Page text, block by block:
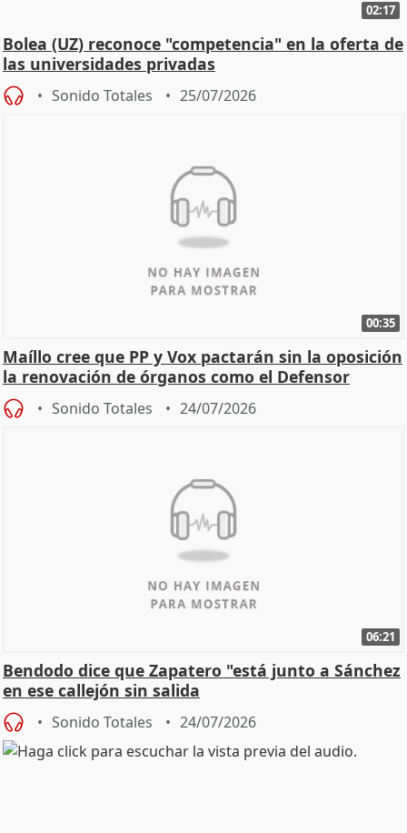
02:17
Bolea (UZ) reconoce "competencia" en la oferta de
las universidades privadas
Sonido Totales 25/07/2026
00:35
Maíllo cree que PP y Vox pactarán sin la oposición
la renovación de órganos como el Defensor
Sonido Totales 24/07/2026
06:21
Bendodo dice que Zapatero "está junto a Sánchez
en ese callejón sin salida
Sonido Totales 24/07/2026